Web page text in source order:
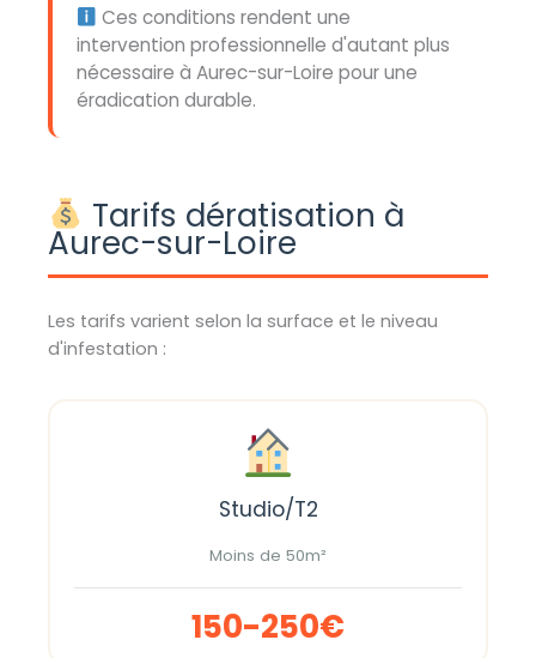
Ces conditions rendent une
intervention professionnelle d'autant plus
nécessaire à Aurec-sur-Loire pour une
éradication durable.
Tarifs dératisation à
Aurec-sur-Loire
Les tarifs varient selon la surface et le niveau
d'infestation :
Studio/T2
Moins de 50m²
150-250€